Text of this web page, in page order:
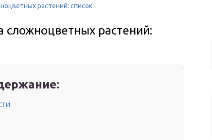
растений: список
сложноцветных растений: